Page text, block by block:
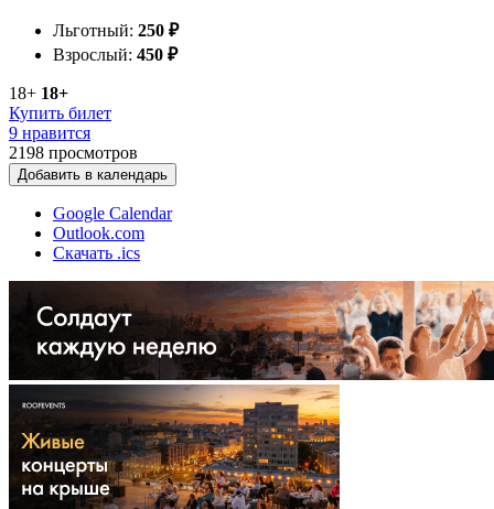
Льготный: 250 ₽
Взрослый: 450 ₽
18+ 18+
Купить билет
9 нравится
2198 просмотров
Добавить в календарь
Google Calendar
Outlook.com
Скачать .ics